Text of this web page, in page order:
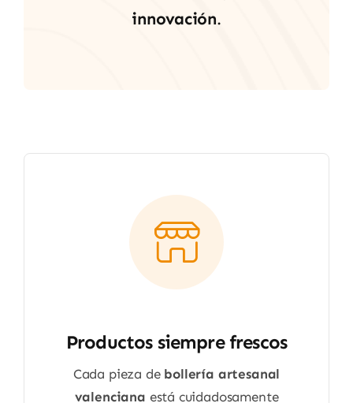
innovación.
Productos siempre frescos
Cada pieza de bollería artesanal
valenciana está cuidadosamente